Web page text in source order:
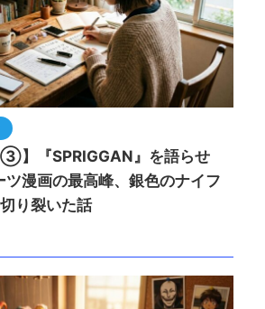
③】『SPRIGGAN』を語らせ
漫画の最高峰、銀色のナイフ
り裂いた話